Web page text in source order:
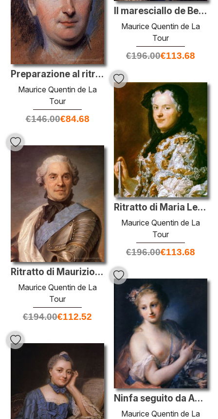
Il maresciallo de Belle Isle
Maurice Quentin de La
Tour
€196.00€113.68
Preparazione al ritratto di Anne Charlotte Roussel, Marquise de
Maurice Quentin de La
Tour
€146.00€84.68
Ritratto di Maria Leszczyńska, regina di Francia
Maurice Quentin de La
Tour
€196.00€113.68
Ritratto di Maurizio di Sassonia
Maurice Quentin de La
Tour
€194.00€112.52
Ninfa seguito da Apollo
Maurice Quentin de La